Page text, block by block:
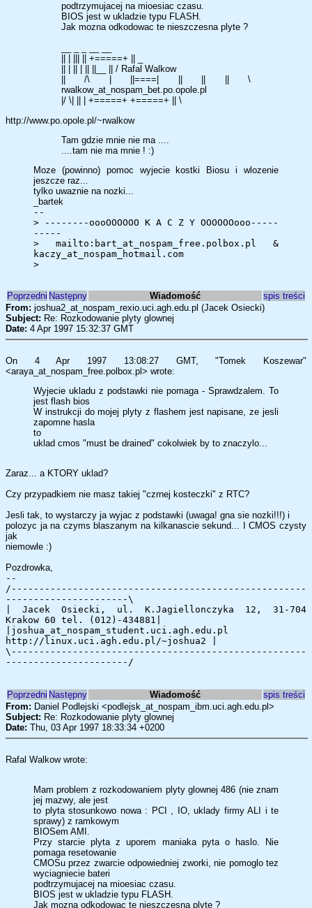
podtrzymujacej na mioesiac czasu.
BIOS jest w ukladzie typu FLASH.
Jak mozna odkodowac te nieszczesna plyte ?
|| | ||| || +=====+ || _
|| | || | || ||__ || / Rafal Walkow
|| /\ | ||====| || || || \
rwalkow_at_nospam_bet.po.opole.pl
|/ \| || | +=====+ +=====+ || \
http://www.po.opole.pl/~rwalkow
Tam gdzie mnie nie ma ....
....tam nie ma mnie ! :)
Moze (powinno) pomoc wyjecie kostki Biosu i wlozenie
jeszcze raz...
tylko uwaznie na nozki...
_bartek
--
> --------oooOOOOOO K A C Z Y OOOOOOooo-----
-----
> mailto:bart_at_nospam_free.polbox.pl &
kaczy_at_nospam_hotmail.com
>
Poprzedni Następny Wiadomość
spis treści
From: joshua2_at_nospam_rexio.uci.agh.edu.pl (Jacek Osiecki)
Subject: Re: Rozkodowanie plyty glownej
Date: 4 Apr 1997 15:32:37 GMT
On 4 Apr 1997 13:08:27 GMT, "Tomek Koszewar"
<araya_at_nospam_free.polbox.pl> wrote:
Wyjecie ukladu z podstawki nie pomaga - Sprawdzalem. To
jest flash bios
W instrukcji do mojej plyty z flashem jest napisane, ze jesli
zapomne hasla
to
uklad cmos "must be drained" cokolwiek by to znaczylo...
Zaraz... a KTORY uklad?
Czy przypadkiem nie masz takiej "czrnej kosteczki" z RTC?
Jesli tak, to wystarczy ja wyjac z podstawki (uwaga! gna sie nozki!!!) i
polozyc ja na czyms blaszanym na kilkanascie sekund... I CMOS czysty
jak
niemowle :)
Pozdrowka,
--
/-----------------------------------------------------
----------------------\
| Jacek Osiecki, ul. K.Jagiellonczyka 12, 31-704
Krakow 60 tel. (012)-434881|
|joshua_at_nospam_student.uci.agh.edu.pl
http://linux.uci.agh.edu.pl/~joshua2 |
\-----------------------------------------------------
----------------------/
Poprzedni Następny Wiadomość
spis treści
From: Daniel Podlejski <podlejsk_at_nospam_ibm.uci.agh.edu.pl>
Subject: Re: Rozkodowanie plyty glownej
Date: Thu, 03 Apr 1997 18:33:34 +0200
Rafal Walkow wrote:
Mam problem z rozkodowaniem plyty glownej 486 (nie znam
jej mazwy, ale jest
to plyta stosunkowo nowa : PCI , IO, uklady firmy ALI i te
sprawy) z ramkowym
BIOSem AMI.
Przy starcie plyta z uporem maniaka pyta o haslo. Nie
pomaga resetowanie
CMOSu przez zwarcie odpowiedniej zworki, nie pomoglo tez
wyciagniecie bateri
podtrzymujacej na mioesiac czasu.
BIOS jest w ukladzie typu FLASH.
Jak mozna odkodowac te nieszczesna plyte ?